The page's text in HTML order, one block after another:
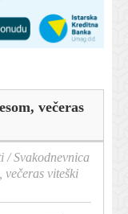
večeras
/Svakodnevnica
večeras viteški